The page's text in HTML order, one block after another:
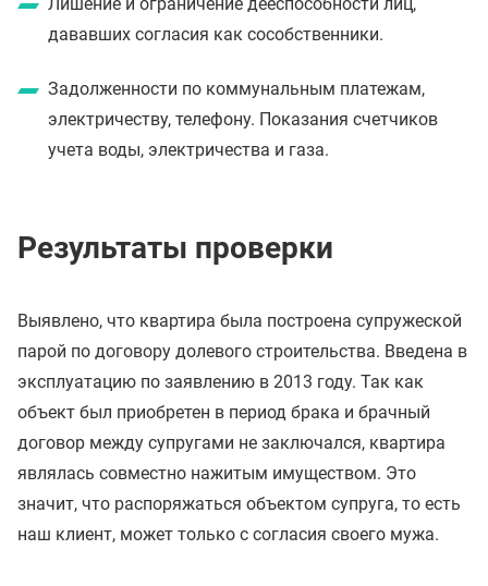
Лишение и ограничение дееспособности лиц,
дававших согласия как сособственники.
Задолженности по коммунальным платежам,
электричеству, телефону. Показания счетчиков
учета воды, электричества и газа.
Результаты проверки
Выявлено, что квартира была построена супружеской
парой по договору долевого строительства. Введена в
эксплуатацию по заявлению в 2013 году. Так как
объект был приобретен в период брака и брачный
договор между супругами не заключался, квартира
являлась совместно нажитым имуществом. Это
значит, что распоряжаться объектом супруга, то есть
наш клиент, может только с согласия своего мужа.